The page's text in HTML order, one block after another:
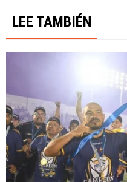
LEE TAMBIÉN